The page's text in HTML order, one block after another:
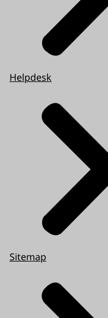
Helpdesk
Sitemap